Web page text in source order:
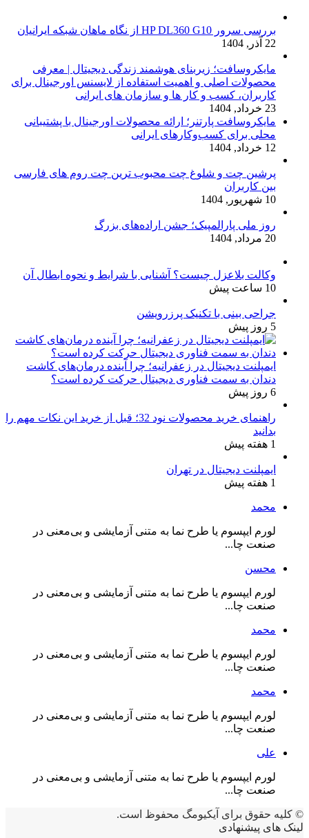
بررسی سرور HP DL360 G10 از نگاه ماهان شبکه ایرانیان
22 آذر, 1404
مایکروسافت؛ زیربنای هوشمند زندگی دیجیتال | معرفی
محصولات اصلی و اهمیت استفاده از لایسنس اورجینال برای
کاربران، کسب و کار ها و سازمان های ایرانی
23 خرداد, 1404
مایکروسافت پارتنر؛ ارائه محصولات اورجینال با پشتیبانی
محلی برای کسب‌وکارهای ایرانی
12 خرداد, 1404
پرشین چت و شلوغ چت محبوب ترین چت روم های فارسی
بین کاربران
10 شهریور, 1404
روز ملی پارالمپیک؛ جشن اراده‌های بزرگ
20 مرداد, 1404
وکالت بلاعزل چیست؟ آشنایی با شرایط و نحوه ابطال آن
10 ساعت پیش
جراحی بینی با تکنیک پرزرویشن
5 روز پیش
ایمپلنت دیجیتال در زعفرانیه؛ چرا آینده درمان‌های کاشت
دندان به سمت فناوری دیجیتال حرکت کرده است؟
6 روز پیش
راهنمای خرید محصولات نود 32؛ قبل از خرید این نکات مهم را
بدانید
1 هفته پیش
ایمپلنت دیجیتال در تهران
1 هفته پیش
محمد
لورم ایپسوم یا طرح‌ نما به متنی آزمایشی و بی‌معنی در
صنعت چا...
محسن
لورم ایپسوم یا طرح‌ نما به متنی آزمایشی و بی‌معنی در
صنعت چا...
محمد
لورم ایپسوم یا طرح‌ نما به متنی آزمایشی و بی‌معنی در
صنعت چا...
محمد
لورم ایپسوم یا طرح‌ نما به متنی آزمایشی و بی‌معنی در
صنعت چا...
علی
لورم ایپسوم یا طرح‌ نما به متنی آزمایشی و بی‌معنی در
صنعت چا...
© کلیه حقوق برای آیکیومگ محفوظ است.
لینک های پیشنهادی